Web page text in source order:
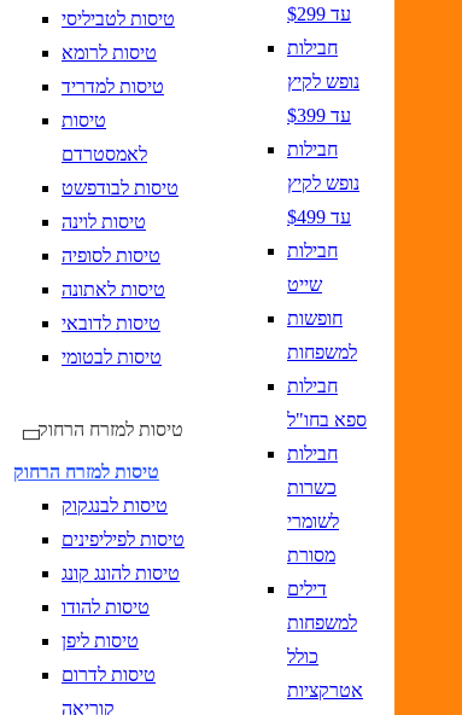
טיסות לטביליסי
טיסות לרומא
טיסות למדריד
טיסות
לאמסטרדם
טיסות לבודפשט
טיסות לוינה
טיסות לסופיה
טיסות לאתונה
טיסות לדובאי
טיסות לבטומי
טיסות למזרח הרחוק
טיסות למזרח הרחוק
טיסות לבנגקוק
טיסות לפיליפינים
טיסות להונג קונג
טיסות להודו
טיסות ליפן
טיסות לדרום
קוריאה
עד $299
חבילות
נופש לקיץ
עד $399
חבילות
נופש לקיץ
עד $499
חבילות
שייט
חופשות
למשפחות
חבילות
ספא בחו"ל
חבילות
כשרות
לשומרי
מסורת
דילים
למשפחות
כולל
אטרקציות